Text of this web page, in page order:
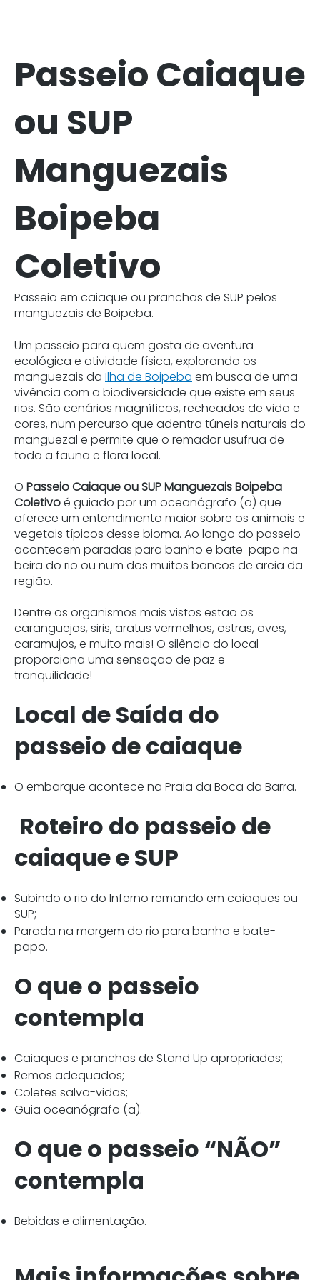
Passeio Caiaque
ou SUP
Manguezais
Boipeba
Coletivo
Passeio em caiaque ou pranchas de SUP pelos
manguezais de Boipeba.
Um passeio para quem gosta de aventura
ecológica e atividade física, explorando os
manguezais da Ilha de Boipeba em busca de uma
vivência com a biodiversidade que existe em seus
rios. São cenários magníficos, recheados de vida e
cores, num percurso que adentra túneis naturais do
manguezal e permite que o remador usufrua de
toda a fauna e flora local.
O Passeio Caiaque ou SUP Manguezais Boipeba
Coletivoé guiado por um oceanógrafo (a) que
oferece um entendimento maior sobre os animais e
vegetais típicos desse bioma. Ao longo do passeio
acontecem paradas para banho e bate-papo na
beira do rio ou num dos muitos bancos de areia da
região.
Dentre os organismos mais vistos estão os
caranguejos, siris, aratus vermelhos, ostras, aves,
caramujos, e muito mais! O silêncio do local
proporciona uma sensação de paz e
tranquilidade!
Local de Saída do
passeio de caiaque
O embarque acontece na Praia da Boca da Barra.
Roteiro do passeio de
caiaque e SUP
Subindo o rio do Inferno remando em caiaques ou
SUP;
Parada na margem do rio para banho e bate-
papo.
O que o passeio
contempla
Caiaques e pranchas de Stand Up apropriados;
Remos adequados;
Coletes salva-vidas;
Guia oceanógrafo (a).
O que o passeio “NÃO”
contempla
Bebidas e alimentação.